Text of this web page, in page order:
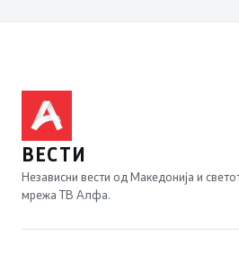
ВЕСТИ
Независни вести од Македонија и
мрежа ТВ Алфа.